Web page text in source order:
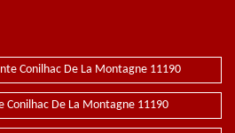
Conilhac De La Montagne 11190
Conilhac De La Montagne 11190